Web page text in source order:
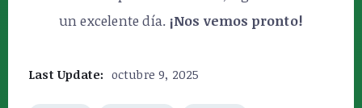
un excelente día. ¡Nos vemos pronto!
Last Update: octubre 9, 2025